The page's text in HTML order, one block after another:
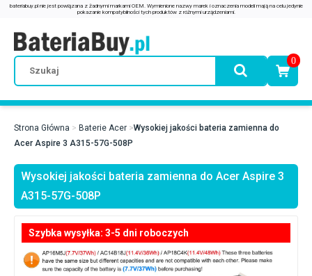
0
Strona Główna Baterie Acer
Wysokiej jakości bateria zamienna do
Acer Aspire 3 A315-57G-508P
Wysokiej jakości bateria zamienna do Acer Aspire 3
A315-57G-508P
Szybka wysyłka: 3-5 dni roboczych